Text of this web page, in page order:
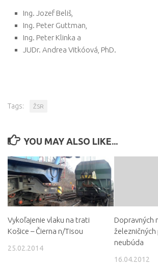
Ing. Jozef Beliš,
Ing. Peter Guttman,
Ing. Peter Klinka a
JUDr. Andrea Vitkóová, PhD.
Tags: ŽSR
YOU MAY ALSO LIKE...
Vykoľajenie vlaku na trati
Košice – Čierna n/Tisou
25.02.2014
Dopravných
neubúda
16.04.2012